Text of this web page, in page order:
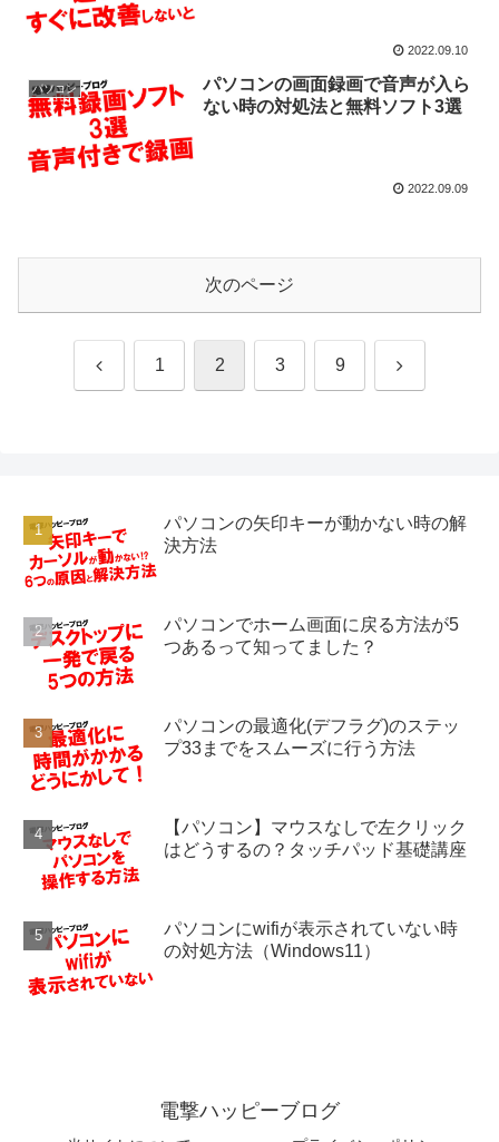
2022.09.10
パソコン
パソコンの画面録画で音声が入ら
ない時の対処法と無料ソフト3選
2022.09.09
次のページ
前 1 2 3 9 次
パソコンの矢印キーが動かない時の解
決方法
パソコンでホーム画面に戻る方法が5
つあるって知ってました？
パソコンの最適化(デフラグ)のステッ
プ33までをスムーズに行う方法
【パソコン】マウスなしで左クリック
はどうするの？タッチパッド基礎講座
パソコンにwifiが表示されていない時
の対処方法（Windows11）
電撃ハッピーブログ